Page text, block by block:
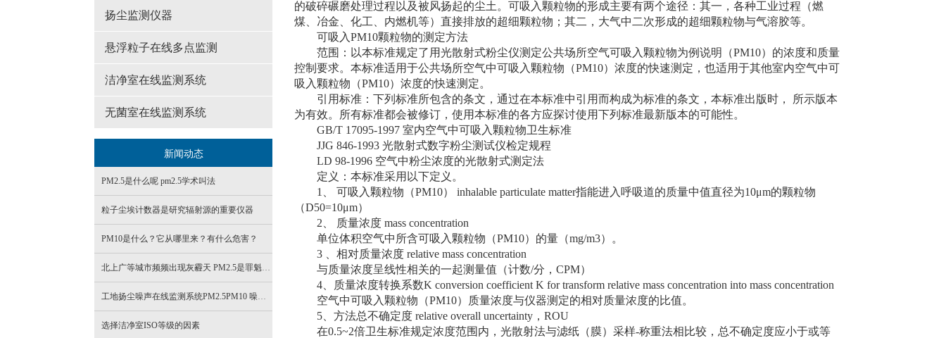
的破碎碾磨处理过程以及被风扬起的尘土。可吸入颗粒物的形成主要有两个途径：其一，各种工业过程（燃
煤、冶金、化工、内燃机等）直接排放的超细颗粒物；其二，大气中二次形成的超细颗粒物与气溶胶等。
可吸入PM10颗粒物的测定方法
范围：以本标准规定了用光散射式粉尘仪测定公共场所空气可吸入颗粒物为例说明（PM10）的浓度和质量
控制要求。本标准适用于公共场所空气中可吸入颗粒物（PM10）浓度的快速测定，也适用于其他室内空气中可
吸入颗粒物（PM10）浓度的快速测定。
引用标准：下列标准所包含的条文，通过在本标准中引用而构成为标准的条文，本标准出版时， 所示版本
为有效。所有标准都会被修订，使用本标准的各方应探讨使用下列标准最新版本的可能性。
GB/T 17095-1997 室内空气中可吸入颗粒物卫生标准
JJG 846-1993 光散射式数字粉尘测试仪检定规程
LD 98-1996 空气中粉尘浓度的光散射式测定法
定义：本标准采用以下定义。
1、 可吸入颗粒物（PM10） inhalable particulate matter指能进入呼吸道的质量中值直径为10μm的颗粒物
（D50=10μm）
2、 质量浓度 mass concentration
单位体积空气中所含可吸入颗粒物（PM10）的量（mg/m3）。
3 、相对质量浓度 relative mass concentration
与质量浓度呈线性相关的一起测量值（计数/分，CPM）
4、质量浓度转换系数K conversion coefficient K for transform relative mass concentration into mass concentration
空气中可吸入颗粒物（PM10）质量浓度与仪器测定的相对质量浓度的比值。
5、方法总不确定度 relative overall uncertainty，ROU
在0.5~2倍卫生标准规定浓度范围内，光散射法与滤纸（膜）采样-称重法相比较，总不确定度应小于或等
扬尘监测仪器
悬浮粒子在线多点监测
洁净室在线监测系统
无菌室在线监测系统
新闻动态
PM2.5是什么呢 pm2.5学术叫法
粒子尘埃计数器是研究辐射源的重要仪器
PM10是什么？它从哪里来？有什么危害？
北上广等城市频频出现灰霾天 PM2.5是罪魁祸首
工地扬尘噪声在线监测系统PM2.5PM10 噪声实时检测设备
选择洁净室ISO等级的因素